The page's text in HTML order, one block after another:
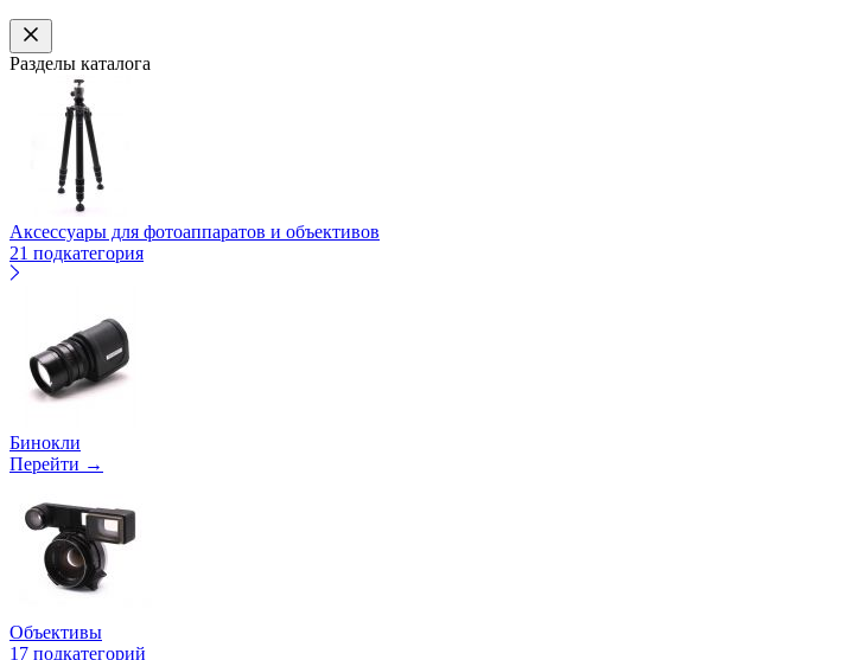
Разделы каталога
Аксессуары для фотоаппаратов и объективов
21 подкатегория
Бинокли
Перейти →
Объективы
17 подкатегорий